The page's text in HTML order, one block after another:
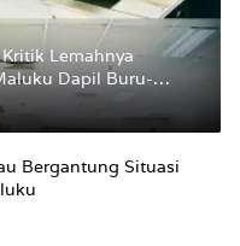
Lemahnya
Dapil Buru-
Perubahan Status
Bergantung Situasi